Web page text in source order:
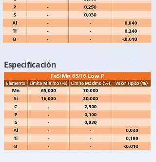
Especificación